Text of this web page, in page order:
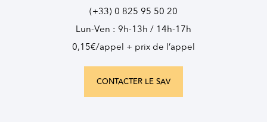
(+33) 0 825 95 50 20
Lun-Ven : 9h-13h / 14h-17h
0,15€/appel + prix de l’appel
CONTACTER LE SAV